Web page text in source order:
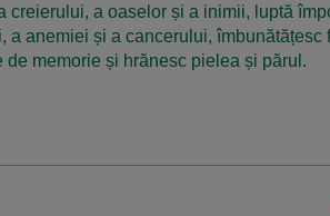
creierului, a oaselor și a inimii, luptă
a anemiei și a cancerului, îmbunătățesc
de memorie și hrănesc pielea și părul.